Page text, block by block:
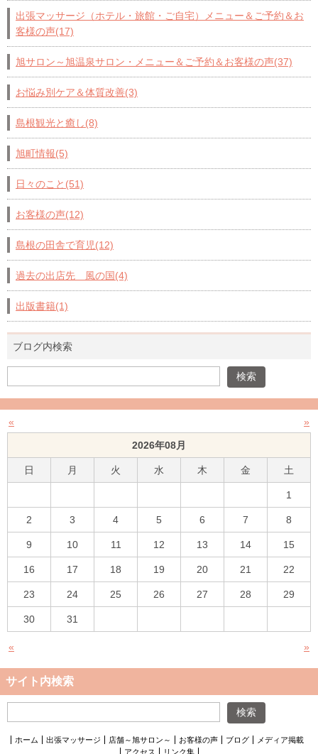
出張マッサージ（ホテル・旅館・ご自宅）メニュー＆ご予約＆お
客様の声(17)
旭サロン～旭温泉サロン・メニュー＆ご予約＆お客様の声(37)
お悩み別ケア＆体質改善(3)
島根観光と癒し(8)
旭町情報(5)
日々のこと(51)
お客様の声(12)
島根の田舎で育児(12)
過去の出店先 風の国(4)
出版書籍(1)
ブログ内検索
« »
2026年08月
日 月 火 水 木 金 土
1
2 3 4 5 6 7 8
9 10 11 12 13 14 15
16 17 18 19 20 21 22
23 24 25 26 27 28 29
30 31
« »
サイト内検索
ホーム 出張マッサージ 店舗～旭サロン～ お客様の声 ブログ
メディア掲載
アクセス
リンク集